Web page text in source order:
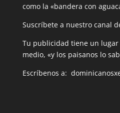
como la «bandera con
Suscríbete a nuestro canal
Tu publicidad tiene un
medio, «y los paisanos lo
Escríbenos a: